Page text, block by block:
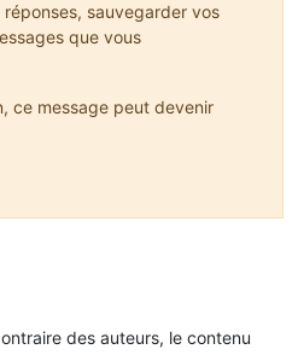
sauvegarder vos
que vous
ce message peut devenir
des auteurs, le contenu